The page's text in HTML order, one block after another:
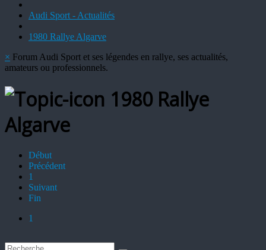
Audi Sport - Actualités
1980 Rallye Algarve
× Forum Audi Sport et ses légendes en rallye, ses actualités,
amateurs ou professionnels.
1980 Rallye
Algarve
Début
Précédent
1
Suivant
Fin
1